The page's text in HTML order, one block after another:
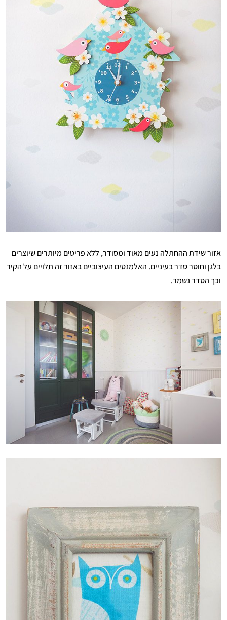
אזור שידת ההחתלה נעים מאוד ומסודר, ללא פריטים מיותרים שיוצרים
בלגן וחוסר סדר בעיניים. האלמנטים העיצוביים באזור זה תלויים על הקיר
וכך הסדר נשמר.